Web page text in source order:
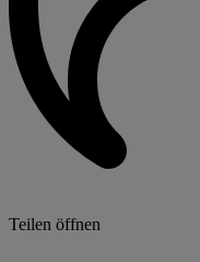
Teilen öffnen